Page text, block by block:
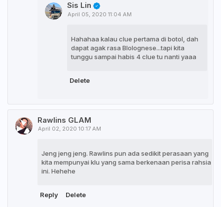
Sis Lin
April 05, 2020 11:04 AM
Hahahaa kalau clue pertama di botol, dah
dapat agak rasa Blolognese...tapi kita
tunggu sampai habis 4 clue tu nanti yaaa
Delete
Rawlins GLAM
April 02, 2020 10:17 AM
Jeng jeng jeng. Rawlins pun ada sedikit perasaan yang
kita mempunyai klu yang sama berkenaan perisa rahsia
ini. Hehehe
Reply Delete